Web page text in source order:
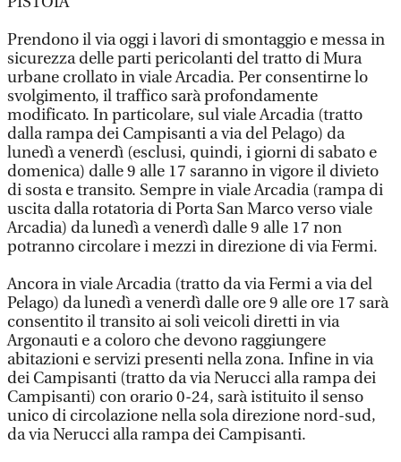
Prendono il via oggi i lavori di smontaggio e messa in
sicurezza delle parti pericolanti del tratto di Mura
urbane crollato in viale Arcadia. Per consentirne lo
svolgimento, il traffico sarà profondamente
modificato. In particolare, sul viale Arcadia (tratto
dalla rampa dei Campisanti a via del Pelago) da
lunedì a venerdì (esclusi, quindi, i giorni di sabato e
domenica) dalle 9 alle 17 saranno in vigore il divieto
di sosta e transito. Sempre in viale Arcadia (rampa di
uscita dalla rotatoria di Porta San Marco verso viale
Arcadia) da lunedì a venerdì dalle 9 alle 17 non
potranno circolare i mezzi in direzione di via Fermi.
Ancora in viale Arcadia (tratto da via Fermi a via del
Pelago) da lunedì a venerdì dalle ore 9 alle ore 17 sarà
consentito il transito ai soli veicoli diretti in via
Argonauti e a coloro che devono raggiungere
abitazioni e servizi presenti nella zona. Infine in via
dei Campisanti (tratto da via Nerucci alla rampa dei
Campisanti) con orario 0-24, sarà istituito il senso
unico di circolazione nella sola direzione nord-sud,
da via Nerucci alla rampa dei Campisanti.